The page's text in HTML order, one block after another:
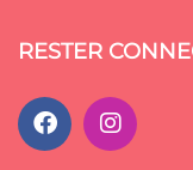
RESTER